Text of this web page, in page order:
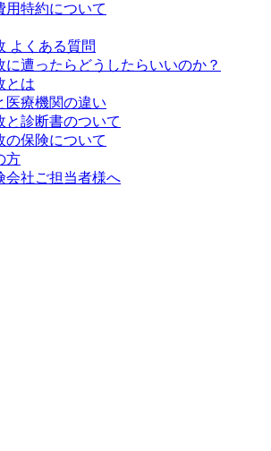
用特約について
よくある質問
に遭ったらどうしたらいいのか？
とは
医療機関の違い
と診断書のついて
の保険について
方
会社ご担当者様へ